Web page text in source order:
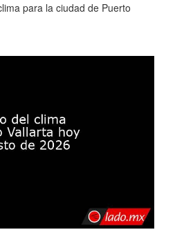
para la ciudad de Puerto